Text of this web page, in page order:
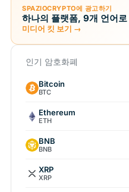
SPAZIOCRYPTO에 광고하기
하나의 플랫폼, 9개 언어
미디어 킷 보기 →
인기 암호화폐
Bitcoin
BTC
Ethereum
ETH
BNB
BNB
XRP
XRP